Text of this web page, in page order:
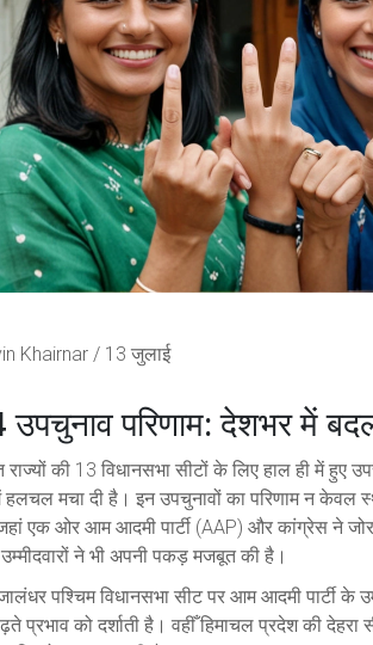
Khairnar / 13 जुलाई
परिणाम: देशभर में
की 13 विधानसभा सीटों के लिए हाल ही में हुए
हलचल मचा दी है। इन उपचुनावों का परिणाम न केवल
एक ओर आम आदमी पार्टी (AAP) और कांग्रेस ने
ने भी अपनी पकड़ मजबूत की है।
पश्चिम विधानसभा सीट पर आम आदमी पार्टी के
प्रभाव को दर्शाती है। वहीँ हिमाचल प्रदेश की